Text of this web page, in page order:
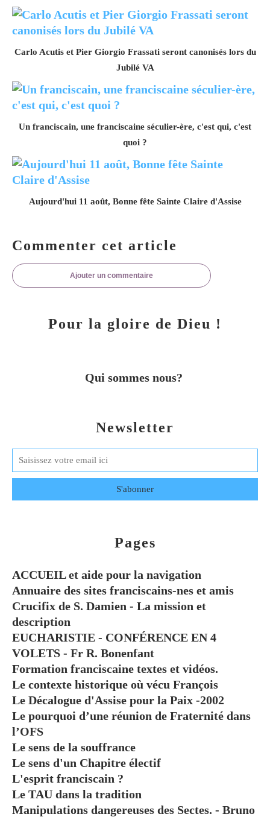
Carlo Acutis et Pier Giorgio Frassati seront canonisés lors du
Jubilé VA
Un franciscain, une franciscaine séculier-ère, c'est qui, c'est
quoi ?
Aujourd'hui 11 août, Bonne fête Sainte Claire d'Assise
Commenter cet article
Ajouter un commentaire
Newsletter
Pages
ACCUEIL et aide pour la navigation
Annuaire des sites franciscains-nes et amis
Crucifix de S. Damien - La mission et
description
EUCHARISTIE - CONFÉRENCE EN 4
VOLETS - Fr R. Bonenfant
Formation franciscaine textes et vidéos.
Le contexte historique où vécu François
Le Décalogue d'Assise pour la Paix -2002
Le pourquoi d’une réunion de Fraternité dans
l’OFS
Le sens de la souffrance
Le sens d'un Chapitre électif
L'esprit franciscain ?
Le TAU dans la tradition
Manipulations dangereuses des Sectes. - Bruno
Pour la gloire de Dieu !
Qui sommes nous?